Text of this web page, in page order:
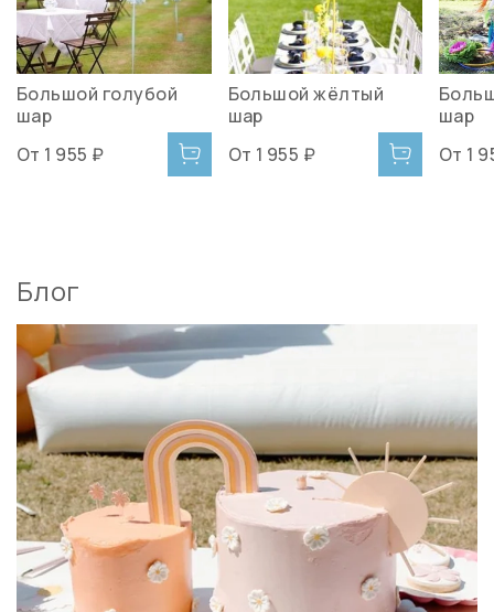
Большой голубой
шар
От 1 955 ₽
Большой жёлтый
шар
От 1 955 ₽
шар
От 1
Блог